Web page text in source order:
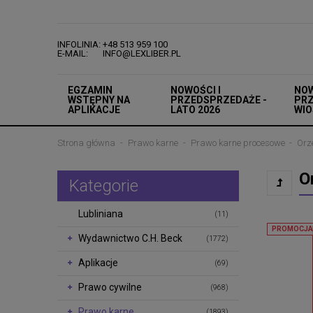
INFOLINIA: +48 513 959 100
E-MAIL: INFO@LEXLIBER.PL
EGZAMIN
WSTĘPNY NA
APLIKACJE
NOWOŚCI I
PRZEDSPRZEDAŻE -
LATO 2026
Strona główna Prawo karne Prawo karne procesowe
Kategorie
Lubliniana (11)
Wydawnictwo C.H. Beck (1772)
Aplikacje (69)
Prawo cywilne (968)
PROMOCJA